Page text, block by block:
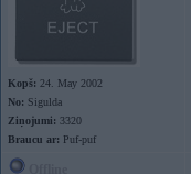
Kopš: 24. May 2002
No: Sigulda
Ziņojumi: 3320
Braucu ar: Puf-puf